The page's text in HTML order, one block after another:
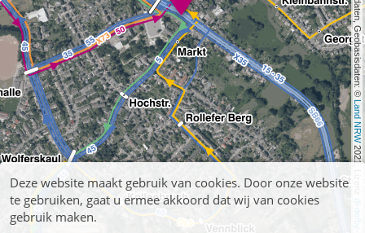
, Kartendaten, Geobasisdaten: ©
Land NRW
2021, Lizenz
dl-de/by-2-0
Deze website maakt gebruik van cookies. Door onze website
te gebruiken, gaat u ermee akkoord dat wij van cookies
gebruik maken.